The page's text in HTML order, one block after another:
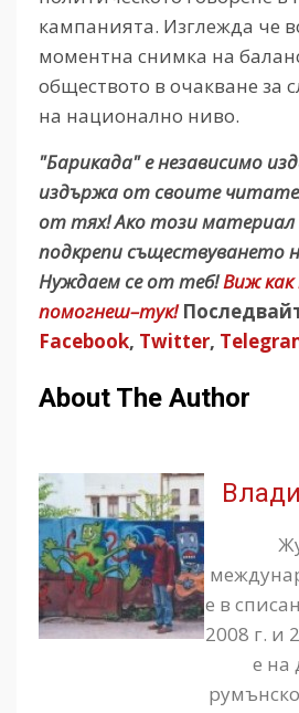
кампанията. Изглежда че
моментна снимка на
обществото в очакване за
на национално ниво.
"Барикада" е независимо
издържа от своите
от тях! Ако този материал
подкрепи съществуването
Нуждаем се от теб!Виж
помогнеш–тук!
Facebook, Twitter,
About The Author
е в
2008 г. и
е на